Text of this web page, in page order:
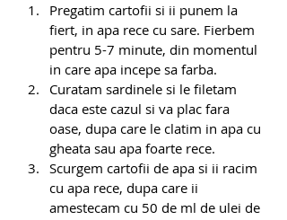
Pregatim cartofii si ii punem la
fiert, in apa rece cu sare. Fierbem
pentru 5-7 minute, din momentul
in care apa incepe sa farba.
Curatam sardinele si le filetam
daca este cazul si va plac fara
oase, dupa care le clatim in apa cu
gheata sau apa foarte rece.
Scurgem cartofii de apa si ii racim
cu apa rece, dupa care ii
amestecam cu 50 de ml de ulei de